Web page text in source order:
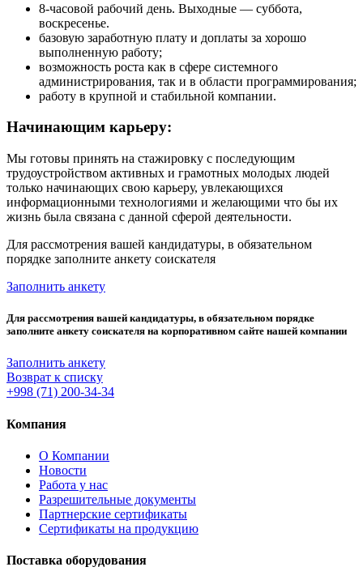
8-часовой рабочий день. Выходные — суббота,
воскресенье.
базовую заработную плату и доплаты за хорошо
выполненную работу;
возможность роста как в сфере системного
администрирования, так и в области программирования;
работу в крупной и стабильной компании.
Начинающим карьеру:
Мы готовы принять на стажировку с последующим
трудоустройством активных и грамотных молодых людей
только начинающих свою карьеру, увлекающихся
информационными технологиями и желающими что бы их
жизнь была связана с данной сферой деятельности.
Для рассмотрения вашей кандидатуры, в обязательном
порядке заполните анкету соискателя
Заполнить анкету
Для рассмотрения вашей кандидатуры, в обязательном порядке
заполните анкету соискателя на корпоративном сайте нашей компании
Заполнить анкету
Возврат к списку
+998 (71) 200-34-34
Компания
О Компании
Новости
Работа у нас
Разрешительные документы
Партнерские сертификаты
Сертификаты на продукцию
Поставка оборудования